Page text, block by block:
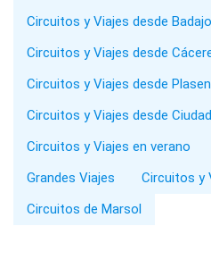
Circuitos y Viajes desde
Circuitos y Viajes desde
Circuitos y Viajes desde
Circuitos y Viajes desde
Circuitos y Viajes en verano
Grandes Viajes
Circuitos y
Circuitos de Marsol